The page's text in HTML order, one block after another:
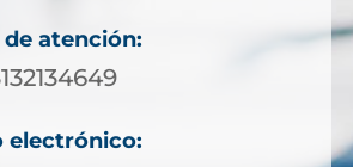
de atención:
electrónico: